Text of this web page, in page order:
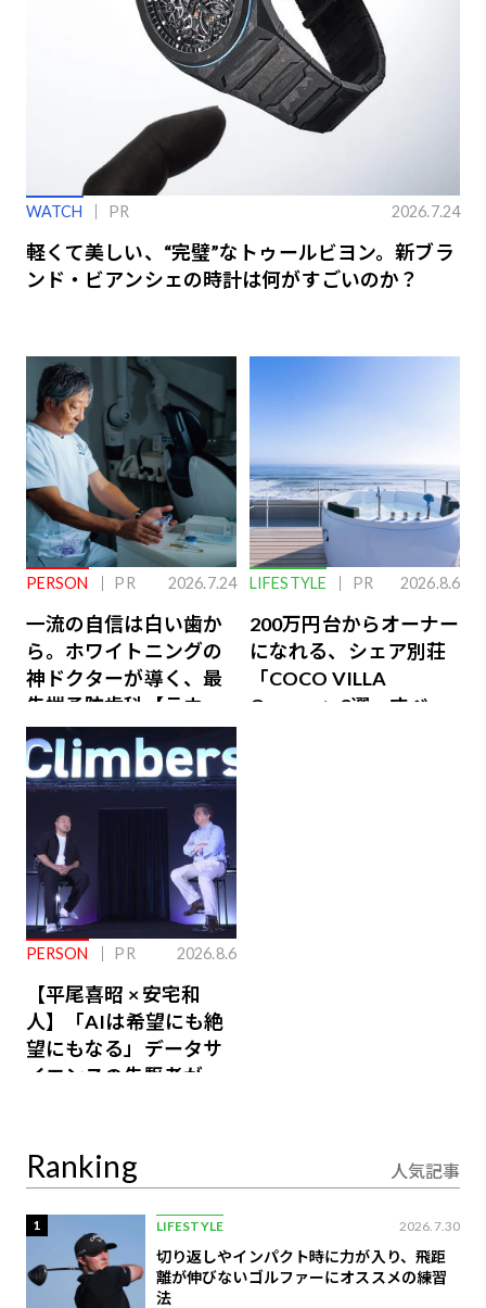
WATCH PR 2026.7.24
軽くて美しい、“完璧”なトゥールビヨン。新ブラ
ンド・ビアンシェの時計は何がすごいのか？
PERSON PR 2026.7.24
一流の自信は白い歯か
ら。ホワイトニングの
神ドクターが導く、最
先端予防歯科【ラウン
ジ会員特典あり】
LIFESTYLE PR 2026.8.6
200万円台からオーナー
になれる、シェア別荘
「COCO VILLA
Owners」3選。すべて
PERSON PR 2026.8.6
【平尾喜昭 × 安宅和
人】「AIは希望にも絶
望にもなる」データサ
イエンスの先駆者が語
Ranking 人気記事
1 LIFESTYLE 2026.7.30
切り返しやインパクト時に力が入り、飛距
離が伸びないゴルファーにオススメの練習
法